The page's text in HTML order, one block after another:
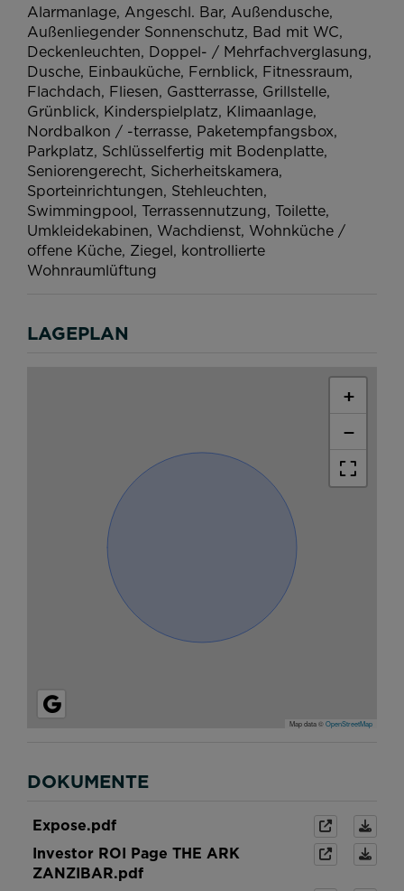
Alarmanlage Angeschl. Bar Außendusche
Außenliegender Sonnenschutz Bad mit WC
Deckenleuchten Doppel- / Mehrfachverglasung
Dusche Einbauküche Fernblick Fitnessraum
Flachdach Fliesen Gastterrasse Grillstelle
Grünblick Kinderspielplatz Klimaanlage
Nordbalkon / -terrasse Paketempfangsbox
Parkplatz Schlüsselfertig mit Bodenplatte
Seniorengerecht Sicherheitskamera
Sporteinrichtungen Stehleuchten
Swimmingpool Terrassennutzung Toilette
Umkleidekabinen Wachdienst Wohnküche /
offene Küche Ziegel kontrollierte
Wohnraumlüftung
LAGEPLAN
+
−
Map data ©OpenStreetMap
DOKUMENTE
Expose.pdf
Investor ROI Page THE ARK
ZANZIBAR.pdf